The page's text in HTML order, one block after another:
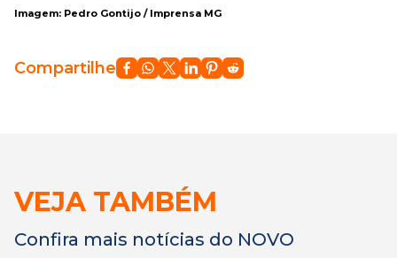
Imagem: Pedro Gontijo / Imprensa MG
Compartilhe
VEJA TAMBÉM
Confira mais notícias do NOVO